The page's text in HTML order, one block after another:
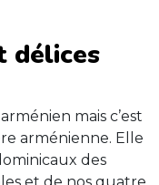
délices
mais c’est
arménienne. Elle
des